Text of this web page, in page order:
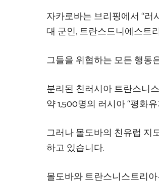
자카로바는 브리핑에서 “
대 군인, 트란스드니에스트
그들을 위협하는 모든 행동
분리된 친러시아 트란스니
약 1,500명의 러시아 “평화
그러나 몰도바의 친유럽 지
하고 있습니다.
몰도바와 트란스니스트리